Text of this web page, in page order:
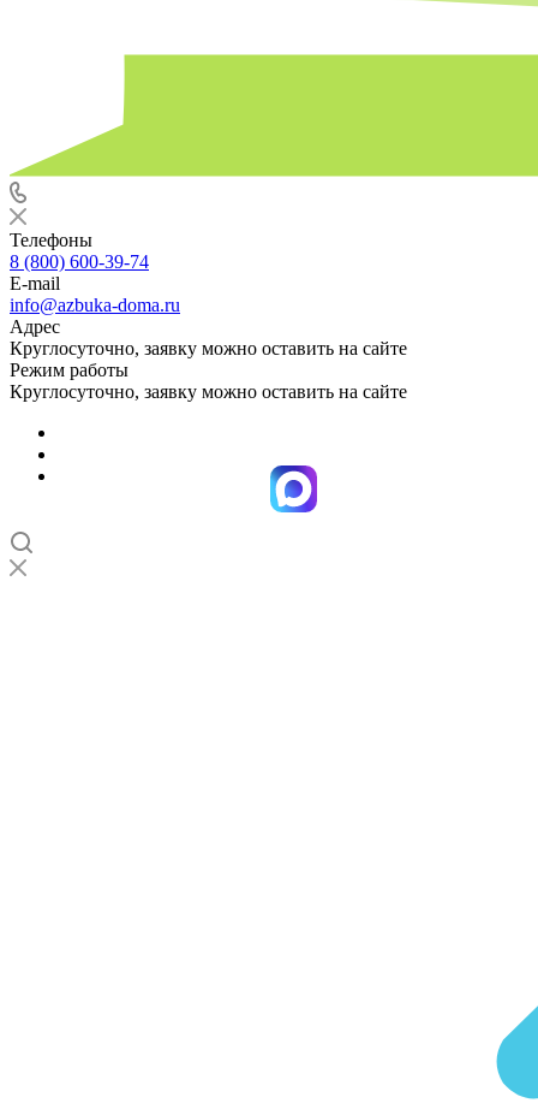
Телефоны
8 (800) 600-39-74
E-mail
info@azbuka-doma.ru
Адрес
Круглосуточно, заявку можно оставить на сайте
Режим работы
Круглосуточно, заявку можно оставить на сайте